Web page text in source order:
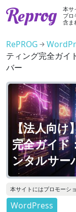
本サ
プロ
含ま
RePROG
ティング完全ガイ
バー
【法人向
完全ガイド
ンタルサー
本サイトにはプロモーシ
WordPress